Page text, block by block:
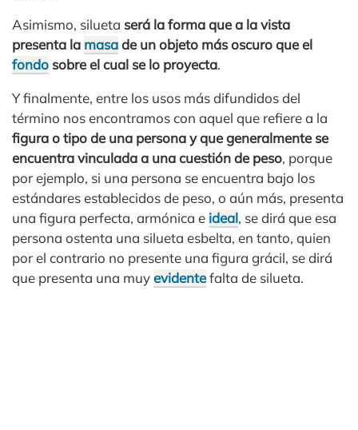
Asimismo, silueta será la forma que a la vista
presenta la masade un objeto más oscuro que el
fondo sobre el cual se lo proyecta.
Y finalmente, entre los usos más difundidos del
término nos encontramos con aquel que refiere a la
figura o tipo de una persona y que generalmente se
encuentra vinculada a una cuestión de peso, porque
por ejemplo, si una persona se encuentra bajo los
estándares establecidos de peso, o aún más, presenta
una figura perfecta, armónica e ideal, se dirá que esa
persona ostenta una silueta esbelta, en tanto, quien
por el contrario no presente una figura grácil, se dirá
que presenta una muyevidentefalta de silueta.